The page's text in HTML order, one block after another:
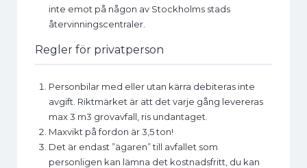
inte emot på någon av Stockholms stads
återvinningscentraler.
Regler för privatperson
Personbilar med eller utan kärra debiteras inte
avgift. Riktmärket är att det varje gång levereras
max 3 m3 grovavfall, ris undantaget.
Maxvikt på fordon är 3,5 ton!
Det är endast ”ägaren” till avfallet som
personligen kan lämna det kostnadsfritt, du kan